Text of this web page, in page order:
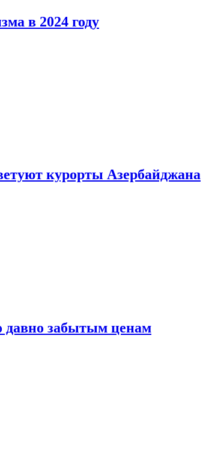
в 2024 году
курорты Азербайджана
давно забытым ценам